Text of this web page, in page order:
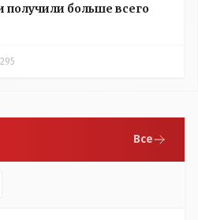
получили больше всего
295
Все